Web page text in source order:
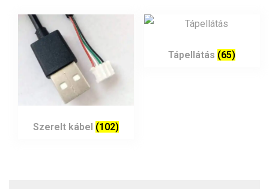
Szerelt kábel (102)
Tápellátás (65)